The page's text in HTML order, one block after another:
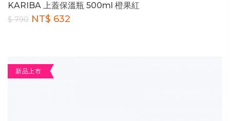
KARIBA 上蓋保溫瓶 500ml 橙果紅
$ 790 NT$ 632
新品上市